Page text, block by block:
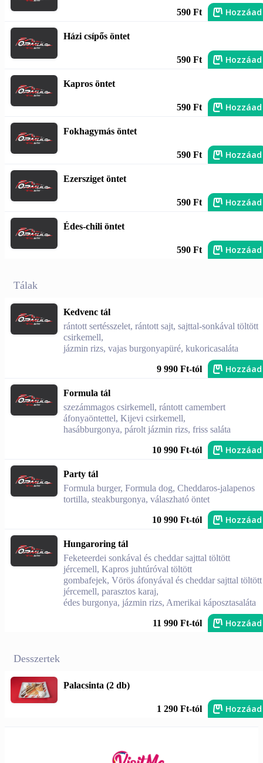
590 Ft Hozzáad
Házi csípős öntet
590 Ft Hozzáad
Kapros öntet
590 Ft Hozzáad
Fokhagymás öntet
590 Ft Hozzáad
Ezersziget öntet
590 Ft Hozzáad
Édes-chili öntet
590 Ft Hozzáad
Tálak
Kedvenc tál
rántott sertésszelet, rántott sajt, sajttal-sonkával töltött
csirkemell,
jázmin rizs, vajas burgonyapüré, kukoricasaláta
9 990 Ft-tól Hozzáad
Formula tál
szezámmagos csirkemell, rántott camembert
áfonyaöntettel, Kijevi csirkemell,
hasábburgonya, párolt jázmin rizs, friss saláta
10 990 Ft-tól Hozzáad
Party tál
Formula burger, Formula dog, Cheddaros-jalapenos
tortilla, steakburgonya, válaszható öntet
10 990 Ft-tól Hozzáad
Hungaroring tál
Feketeerdei sonkával és cheddar sajttal töltött
jércemell, Kapros juhtúróval töltött
gombafejek, Vörös áfonyával és cheddar sajttal töltött
jércemell, parasztos karaj,
édes burgonya, jázmin rizs, Amerikai káposztasaláta
11 990 Ft-tól Hozzáad
Desszertek
Palacsinta (2 db)
1 290 Ft-tól Hozzáad